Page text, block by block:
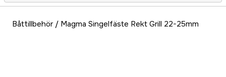
Båttillbehör/ Magma Singelfäste Rekt Grill 22-25mm